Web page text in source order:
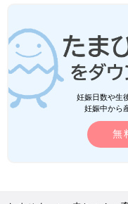
妊娠日数や生
妊娠中から
無